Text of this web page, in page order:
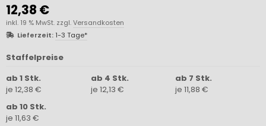
12,38 €
inkl. 19 % MwSt. zzgl.Versandkosten
Lieferzeit:1-3 Tage*
Staffelpreise
ab 1 Stk.
je 12,38 €
ab 4 Stk.
je 12,13 €
ab 7 Stk.
je 11,88 €
ab 10 Stk.
je 11,63 €